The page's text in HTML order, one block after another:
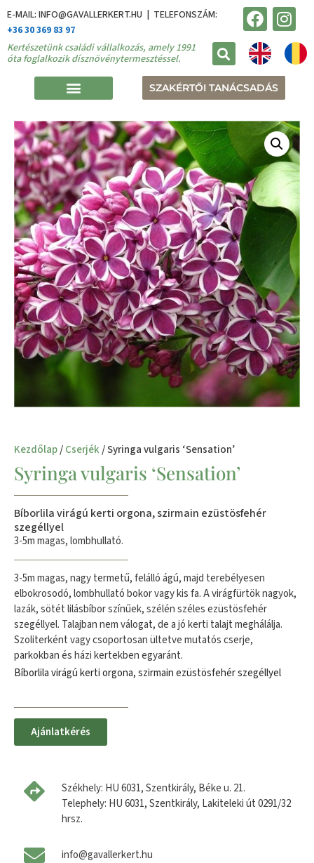
E-MAIL: INFO@GAVALLERKERT.HU | TELEFONSZÁM:
+36 30 369 83 97
Kertészetünk családi vállalkozás, amely 1991
óta foglalkozik dísznövénytermesztéssel.
SZAKÉRTŐI TANÁCSADÁS
Kezdőlap/Cserjék/ Syringa vulgaris ‘Sensation’
Syringa vulgaris ‘Sensation’
Bíborlila virágú kerti orgona, szirmain ezüstösfehér
szegéllyel
3-5m magas, lombhullató.
3-5m magas, nagy termetű, felálló ágú, majd terebélyesen
elbokrosodó, lombhullató bokor vagy kis fa. A virágfürtök nagyok,
lazák, sötét lilásbíbor színűek, szélén széles ezüstösfehér
szegéllyel. Talajban nem válogat, de a jó kerti talajt meghálálja.
Szoliterként vagy csoportosan ültetve mutatós cserje,
parkokban és házi kertekben egyaránt.
Bíborlila virágú kerti orgona, szirmain ezüstösfehér szegéllyel
Ajánlatkérés
Székhely: HU 6031, Szentkirály, Béke u. 21.
Telephely: HU 6031, Szentkirály, Lakiteleki út 0291/32
hrsz.
info@gavallerkert.hu